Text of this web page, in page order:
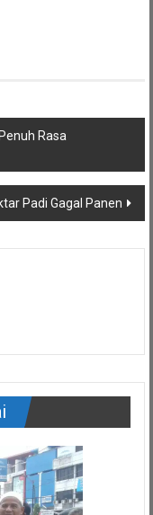
Rasa
Padi Gagal Panen